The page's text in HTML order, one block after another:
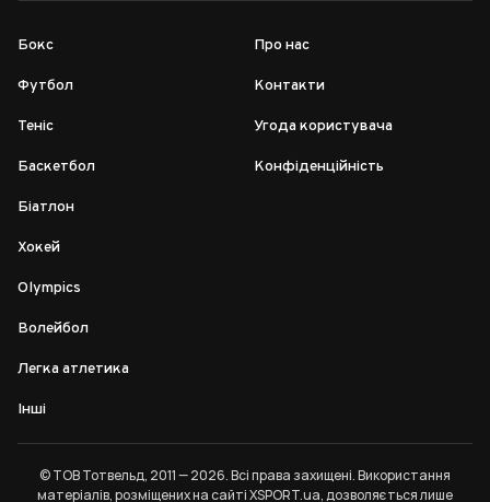
Бокс
Футбол
Теніс
Баскетбол
Біатлон
Хокей
Olympics
Волейбол
Легка атлетика
Інші
Про нас
Контакти
Угода користувача
Конфіденційність
© ТОВ Тотвельд, 2011 — 2026. Всі права захищені. Використання
матеріалів, розміщених на сайті XSPORT.ua, дозволяється лише